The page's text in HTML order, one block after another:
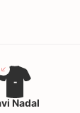
-
Nadal